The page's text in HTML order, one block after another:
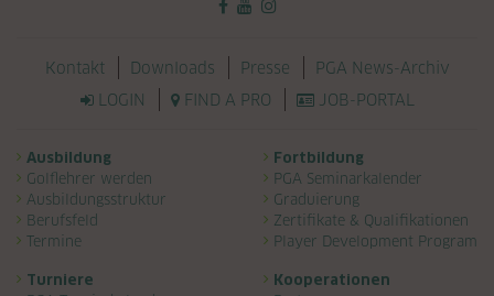
Navigation überspringen
Kontakt Downloads Presse
PGA News-Archiv
LOGIN
FIND A PRO JOB-PORTAL
Navigation überspringen
Ausbildung
Golflehrer werden
Ausbildungsstruktur
Berufsfeld
Termine
Fortbildung
PGA Seminarkalender
Graduierung
Zertifikate & Qualifikationen
Player Development Program
Turniere
Kooperationen